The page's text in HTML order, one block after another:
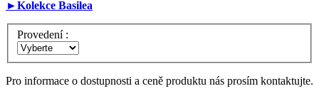
►Kolekce Basilea
Provedení :
Pro informace o dostupnosti a ceně produktu nás prosím kontaktujte.